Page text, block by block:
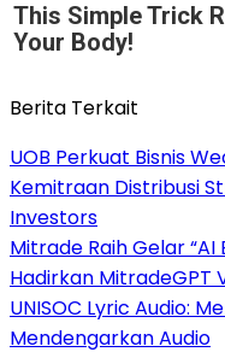
This Simple Trick
Your Body!
Berita Terkait
UOB Perkuat Bisnis
Kemitraan Distribusi
Investors
Mitrade Raih Gelar
Hadirkan MitradeGPT
UNISOC Lyric Audio:
Mendengarkan Audio